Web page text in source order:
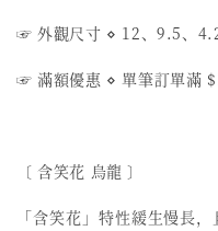
☞ 外觀尺寸 ⋄ 12、9.5、
☞ 滿額優惠 ⋄ 單筆訂單滿
〔 含笑花 烏龍 〕
「含笑花」特性緩生慢長